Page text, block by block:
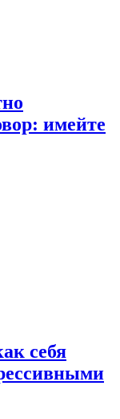
имейте
себя